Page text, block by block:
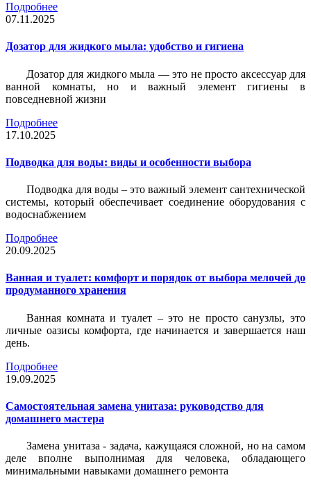
Подробнее
07.11.2025
Дозатор для жидкого мыла: удобство и гигиена
Дозатор для жидкого мыла — это не просто аксессуар для
ванной комнаты, но и важный элемент гигиены в
повседневной жизни
Подробнее
17.10.2025
Подводка для воды: виды и особенности выбора
Подводка для воды – это важный элемент сантехнической
системы, который обеспечивает соединение оборудования с
водоснабжением
Подробнее
20.09.2025
Ванная и туалет: комфорт и порядок от выбора мелочей до
продуманного хранения
Ванная комната и туалет – это не просто санузлы, это
личные оазисы комфорта, где начинается и завершается наш
день.
Подробнее
19.09.2025
Самостоятельная замена унитаза: руководство для
домашнего мастера
Замена унитаза - задача, кажущаяся сложной, но на самом
деле вполне выполнимая для человека, обладающего
минимальными навыками домашнего ремонта